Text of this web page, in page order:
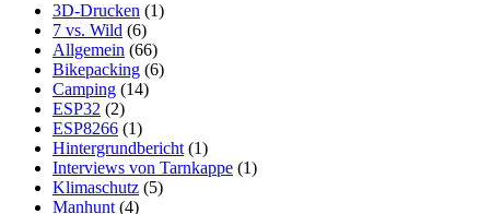
3D-Drucken (1)
7 vs. Wild (6)
Allgemein (66)
Bikepacking (6)
Camping (14)
ESP32 (2)
ESP8266 (1)
Hintergrundbericht (1)
Interviews von Tarnkappe (1)
Klimaschutz (5)
Manhunt (4)